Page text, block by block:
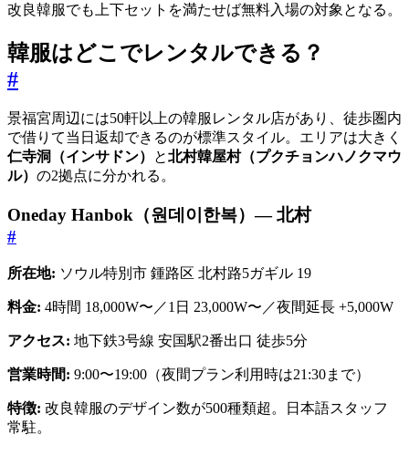
改良韓服でも上下セットを満たせば無料入場の対象となる。
韓服はどこでレンタルできる？
#
景福宮周辺には50軒以上の韓服レンタル店があり、徒歩圏内
で借りて当日返却できるのが標準スタイル。エリアは大きく
仁寺洞（インサドン）
と北村韓屋村（プクチョンハノクマウ
ル） の2拠点に分かれる。
Oneday Hanbok（원데이한복）— 北村
#
所在地: ソウル特別市 鍾路区 北村路5ガギル 19
料金: 4時間 18,000W〜／1日 23,000W〜／夜間延長 +5,000W
アクセス: 地下鉄3号線 安国駅2番出口 徒歩5分
営業時間: 9:00〜19:00（夜間プラン利用時は21:30まで）
特徴: 改良韓服のデザイン数が500種類超。日本語スタッフ
常駐。